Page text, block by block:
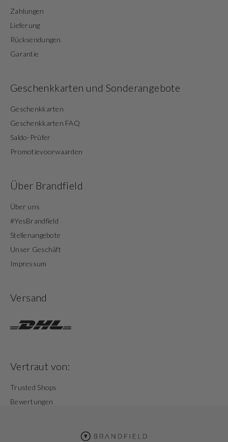
Zahlungen
Lieferung
Rücksendungen
Garantie
Geschenkkarten und Sonderangebote
Geschenkkarten
Geschenkkarten FAQ
Saldo-Prüfer
Promotievoorwaarden
Über Brandfield
Über uns
#YesBrandfield
Stellenangebote
Unser Geschäft
Impressum
Versand
Vertraut von:
Trusted Shops
Bewertungen